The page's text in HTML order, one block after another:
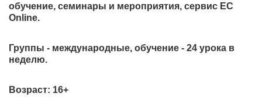
обучение, семинары и мероприятия, сервис EC
Online.
Группы - международные, обучение - 24 урока в
неделю.
Возраст: 16+